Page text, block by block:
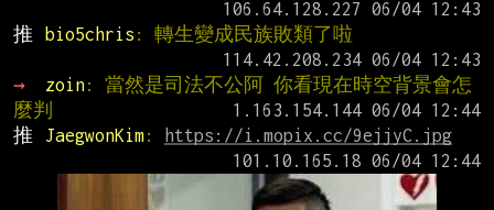
推
bio5chris : 轉生變成民族敗類了啦
→
zoin: 當然是司法不公阿 你看現在時空背景會怎
麼判
推
JaegwonKim:
https://i.mopix.cc/9ejjyC.jpg